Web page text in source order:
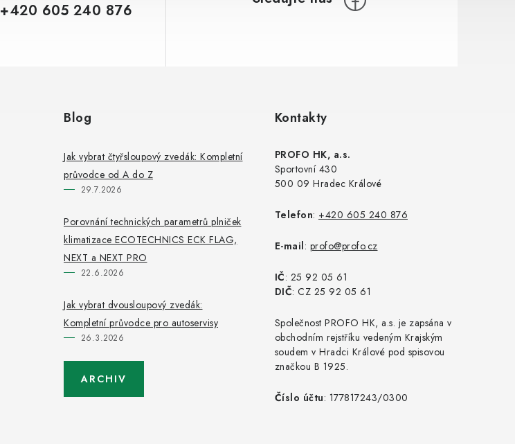
+420 605 240 876
Blog
Jak vybrat čtyřsloupový zvedák: Kompletní
průvodce od A do Z
29.7.2026
Porovnání technických parametrů plniček
klimatizace ECOTECHNICS ECK FLAG,
NEXT a NEXT PRO
22.6.2026
Jak vybrat dvousloupový zvedák:
Kompletní průvodce pro autoservisy
26.3.2026
ARCHIV
Kontakty
PROFO HK, a.s.
Sportovní 430
500 09 Hradec Králové
Telefon: +420 605 240 876
E-mail: profo@profo.cz
IČ: 25 92 05 61
DIČ: CZ 25 92 05 61
Společnost PROFO HK, a.s. je zapsána v
obchodním rejstříku vedeným Krajským
soudem v Hradci Králové pod spisovou
značkou B 1925.
Číslo účtu: 177817243/0300